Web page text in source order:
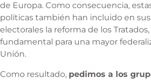
de Europa. Como consecuencia,
políticas también han incluido en
electorales la reforma de los Tratados,
fundamental para una mayor
Unión.
Como resultado, pedimos a los